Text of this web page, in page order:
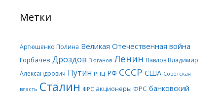
Метки
Артюшенко Полина Великая Отечественная война
Горбачев Дроздов Зюганов Ленин Павлов Владимир
Александрович Путин РПЦ РФ СССР США Советская
власть Сталин ФРС акционеры ФРС банковский